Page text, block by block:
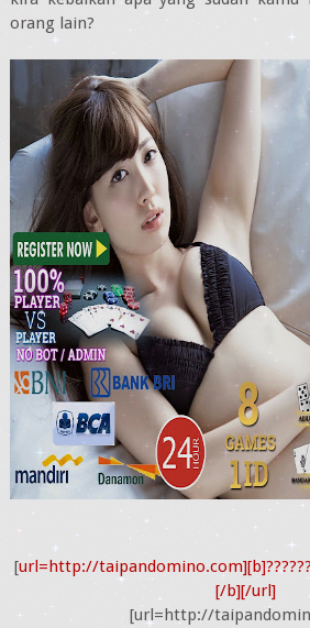
orang lain?
[url=http://
[/b][/url]
[url=http://